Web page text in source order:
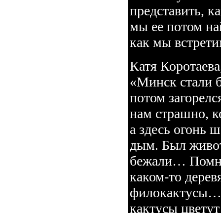
представить,
мы ее потом
как мы
Катя
«Минск стали
потом
нам страшно,
а здесь огонь
дым. Был
бежали…
каком-то
филокактусы…
кактусы